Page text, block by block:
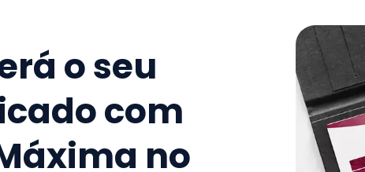
o seu
com
no